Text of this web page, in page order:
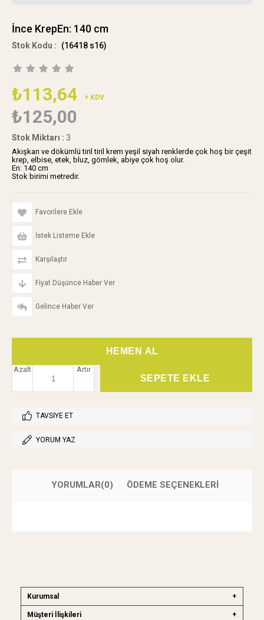
İnce KrepEn: 140 cm
(16418 s16)
₺113,64 + KDV
₺125,00
Stok Miktarı : 3
Akışkan ve dökümlü tiril tiril krem yeşil siyah renklerde çok hoş bir çeşit
krep, elbise, etek, bluz, gömlek, abiye çok hoş olur.
En: 140 cm
Stok birimi metredir.
Favorilere Ekle
İstek Listeme Ekle
Karşılaştır
Fiyat Düşünce Haber Ver
Gelince Haber Ver
Artır
Azalt
TAVSIYE ET
YORUM YAZ
YORUMLAR(0) ÖDEME SEÇENEKLERI
Kurumsal
Müşteri İlişkileri